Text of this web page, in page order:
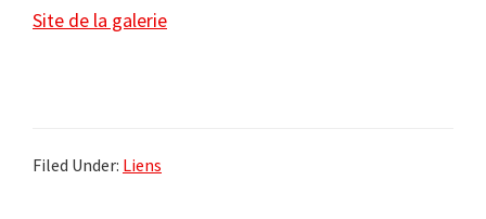
Site de la galerie
Filed Under: Liens